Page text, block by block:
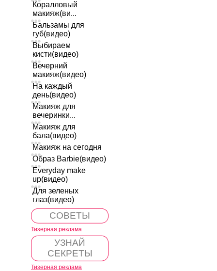
Коралловый
макияж(ви...
Бальзамы для
губ(видео)
Выбираем
кисти(видео)
Вечерний
макияж(видео)
На каждый
день(видео)
Макияж для
вечеринки...
Макияж для
бала(видео)
Макияж на сегодня
Образ Barbie(видео)
Everyday make
up(видео)
Для зеленых
глаз(видео)
СОВЕТЫ
Тизерная реклама
УЗНАЙ
СЕКРЕТЫ
Тизерная реклама